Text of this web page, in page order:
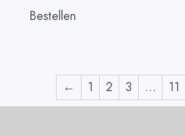
Bestellen
← 1 2 3 … 11